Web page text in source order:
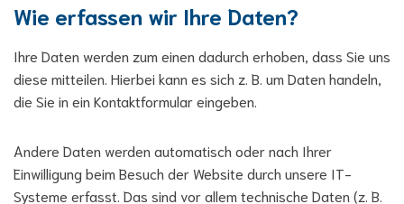
Wie erfassen wir Ihre Daten?
Ihre Daten werden zum einen dadurch erhoben, dass Sie uns
diese mitteilen. Hierbei kann es sich z. B. um Daten handeln,
die Sie in ein Kontaktformular eingeben.
Andere Daten werden automatisch oder nach Ihrer
Einwilligung beim Besuch der Website durch unsere IT-
Systeme erfasst. Das sind vor allem technische Daten (z. B.